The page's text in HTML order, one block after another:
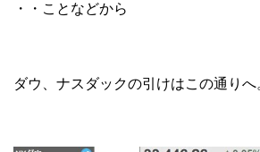
・・ことなどから
ダウ、ナスダックの引けはこの通りへ